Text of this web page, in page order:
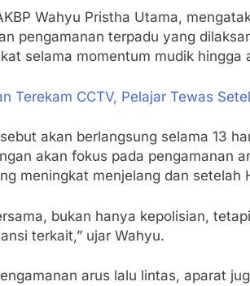
Wahyu Pristha Utama,
pengamanan terpadu yang
selama momentum mudik hingga
Terekam CCTV, Pelajar Tewas
akan berlangsung selama 13
akan fokus pada pengamanan
meningkat menjelang dan setelah
bukan hanya kepolisian,
terkait,” ujar Wahyu.
arus lalu lintas, aparat